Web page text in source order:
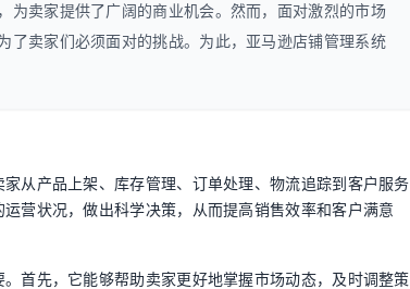
为卖家提供了广阔的商业机会。然而，面对激烈的市场
了卖家们必须面对的挑战。为此，亚马逊店铺管理系统
从产品上架、库存管理、订单处理、物流追踪到客户服务
营状况，做出科学决策，从而提高销售效率和客户满意
首先，它能够帮助卖家更好地掌握市场动态，及时调整策